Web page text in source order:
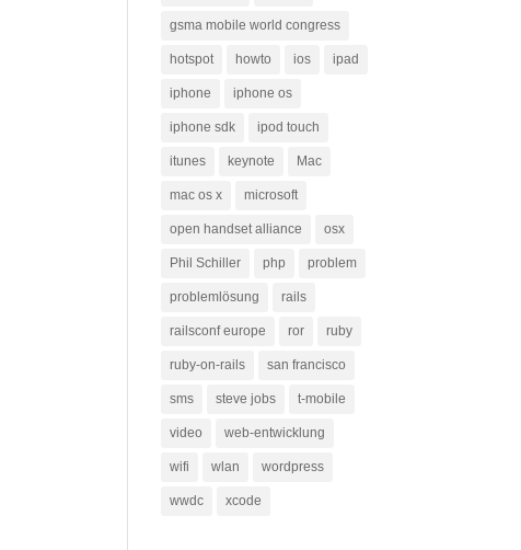
gsma mobile world congress
hotspot howto ios ipad
iphone iphone os
iphone sdk ipod touch
itunes keynote Mac
mac os x microsoft
open handset alliance osx
Phil Schiller php problem
problemlösung rails
railsconf europe ror ruby
ruby-on-rails san francisco
sms steve jobs t-mobile
video web-entwicklung
wifi wlan wordpress
wwdc xcode